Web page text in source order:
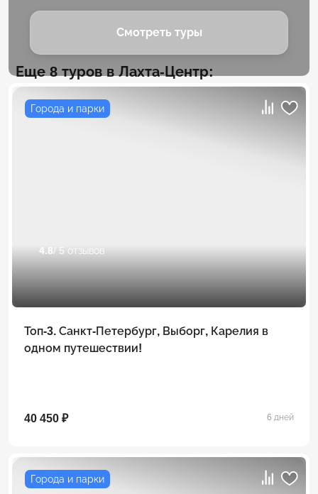
Смотреть туры
Еще 8 туров в Лахта-Центр:
Города и парки
4.8/ 5 отзывов
Топ-3. Санкт-Петербург, Выборг, Карелия в
одном путешествии!
40 450 ₽ 6 дней
Города и парки